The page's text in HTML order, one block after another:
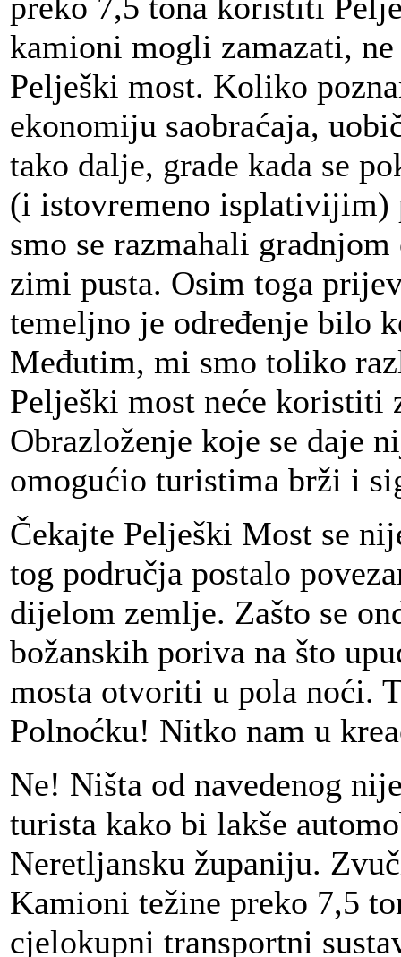
kamioni mogli zamazati,
Pelješki most. Koliko
ekonomiju saobraćaja,
tako dalje, grade kada se
(i istovremeno isplativijim)
smo se razmahali
zimi pusta. Osim toga
temeljno je određenje bilo
Međutim, mi smo toliko
Pelješki most neće koristiti
Obrazloženje koje se daje
omogućio turistima brži i
Čekajte Pelješki Most se
tog područja postalo
dijelom zemlje. Zašto se
božanskih poriva na što
mosta otvoriti u pola noći.
Polnoćku! Nitko nam u
Ne! Ništa od navedenog
turista kako bi lakše
Neretljansku županiju.
Kamioni težine preko 7,5
cjelokupni transportni